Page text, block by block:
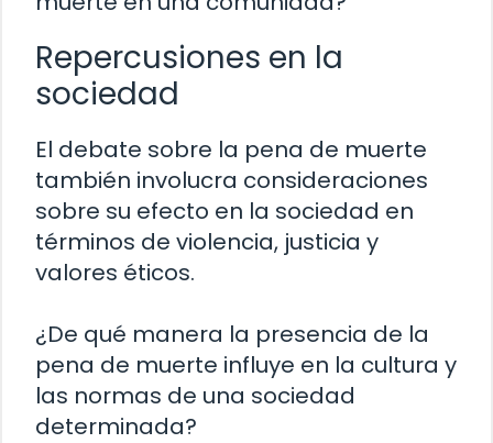
Repercusiones en la
sociedad
El debate sobre la pena de muerte
también involucra consideraciones
sobre su efecto en la sociedad en
términos de violencia, justicia y
valores éticos.
¿De qué manera la presencia de la
pena de muerte influye en la cultura y
las normas de una sociedad
determinada?